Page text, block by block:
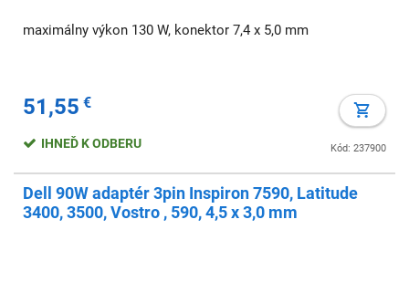
maximálny výkon 130 W, konektor 7,4 x 5,0 mm
51,55 €
Kód: 237900
IHNEĎ K ODBERU
Dell 90W adaptér 3pin Inspiron 7590, Latitude
3400, 3500, Vostro , 590, 4,5 x 3,0 mm